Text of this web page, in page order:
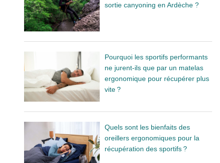
sortie canyoning en Ardèche ?
Pourquoi les sportifs performants
ne jurent-ils que par un matelas
ergonomique pour récupérer plus
vite ?
Quels sont les bienfaits des
oreillers ergonomiques pour la
récupération des sportifs ?